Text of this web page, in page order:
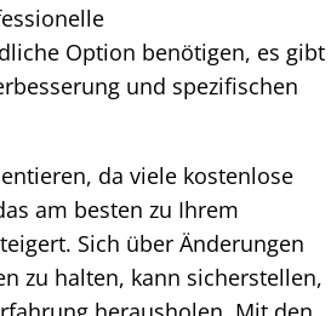
Option benötigen, es gibt
und spezifischen
da viele kostenlose
am besten zu Ihrem
Sich über Änderungen
zu halten, kann sicherstellen,